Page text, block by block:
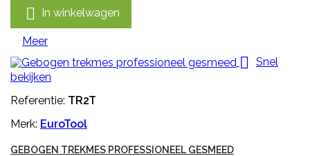
 In winkelwagen
Meer
 Snel
bekijken
Referentie: TR2T
Merk: EuroTool
GEBOGEN TREKMES PROFESSIONEEL GESMEED